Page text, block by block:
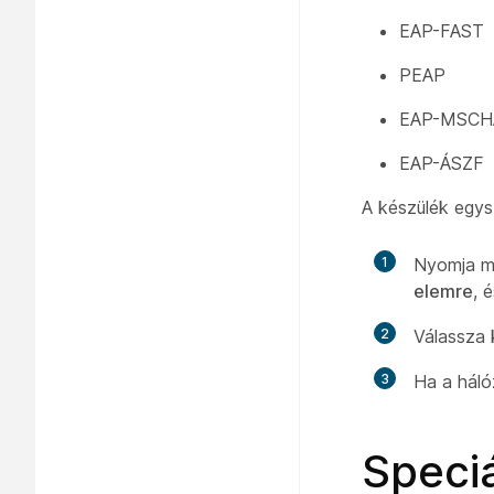
EAP-FAST
PEAP
EAP-
EAP-ÁSZF
A készülék
1
Nyomja
elemre,
2 Válassza
3 Ha a